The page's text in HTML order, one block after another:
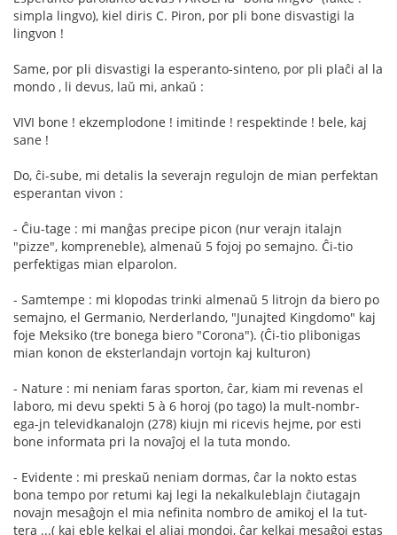
simpla lingvo), kiel diris C. Piron, por pli bone disvastigi la
lingvon !
Same, por pli disvastigi la esperanto-sinteno, por pli plaĉi al la
mondo , li devus, laŭ mi, ankaŭ :
VIVI bone ! ekzemplodone ! imitinde ! respektinde ! bele, kaj
sane !
Do, ĉi-sube, mi detalis la severajn regulojn de mian perfektan
esperantan vivon :
- Ĉiu-tage : mi manĝas precipe picon (nur verajn italajn
"pizze", kompreneble), almenaŭ 5 fojoj po semajno. Ĉi-tio
perfektigas mian elparolon.
- Samtempe : mi klopodas trinki almenaŭ 5 litrojn da biero po
semajno, el Germanio, Nerderlando, "Junajted Kingdomo" kaj
foje Meksiko (tre bonega biero "Corona"). (Ĉi-tio plibonigas
mian konon de eksterlandajn vortojn kaj kulturon)
- Nature : mi neniam faras sporton, ĉar, kiam mi revenas el
laboro, mi devu spekti 5 à 6 horoj (po tago) la mult-nombr-
ega-jn televidkanalojn (278) kiujn mi ricevis hejme, por esti
bone informata pri la novaĵoj el la tuta mondo.
- Evidente : mi preskaŭ neniam dormas, ĉar la nokto estas
bona tempo por retumi kaj legi la nekalkuleblajn ĉiutagajn
novajn mesaĝojn el mia nefinita nombro de amikoj el la tut-
tera ...( kaj eble kelkaj el aliaj mondoj, ĉar kelkaj mesaĝoj estas